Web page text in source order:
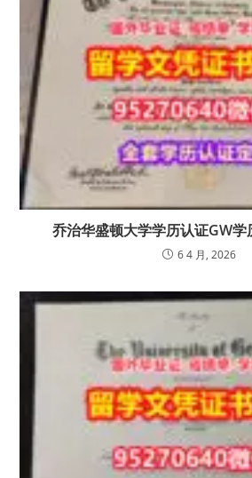
乔治华盛顿大学学历认证GW学
6 4 月, 2026